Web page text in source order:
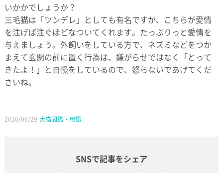
いかかでしょうか？
三毛猫は「ツンデレ」としても有名ですが、こちらが愛情
を注げば注ぐほどなついてくれます。たっぷりっと愛情を
与えましょう。外飼いをしている方で、ネズミなどをつか
まえて玄関の前に置く行為は、嫌がらせではなく「とって
きたよ！」と自慢をしているので、怒らないであげてくだ
さいね。
2016/09/29 犬猫図鑑・用語
SNSで記事をシェア